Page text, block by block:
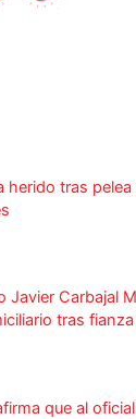
herido tras
Javier Carbajal
tras
que al